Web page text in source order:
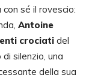
sé il rovescio:
Antoine
crociati del
silenzio, una
della sua